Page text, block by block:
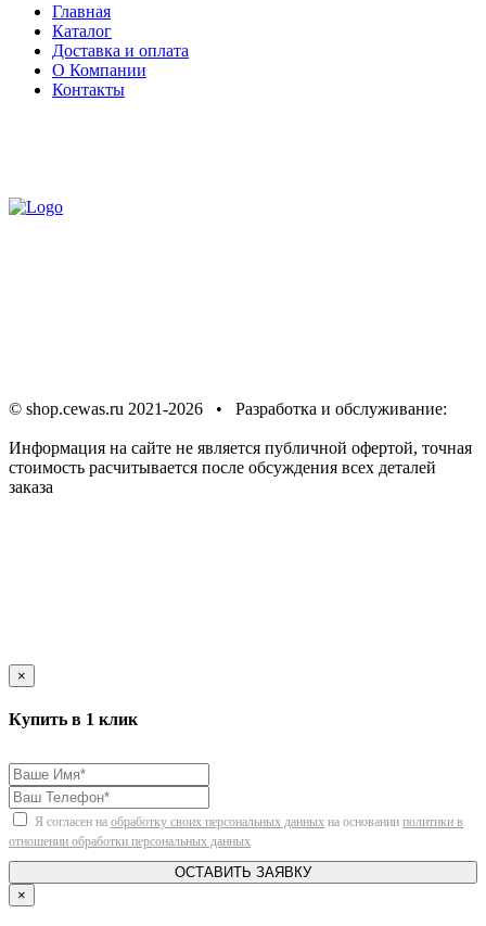
Главная
Каталог
Доставка и оплата
О Компании
Контакты
© shop.cewas.ru 2021-2026 • Разработка и обслуживание:
Информация на сайте не является публичной офертой, точная
стоимость расчитывается после обсуждения всех деталей
заказа
×
Купить в 1 клик
Я согласен на обработку своих персональных данных на основании политики в
отношении обработки персональных данных
ОСТАВИТЬ ЗАЯВКУ
×